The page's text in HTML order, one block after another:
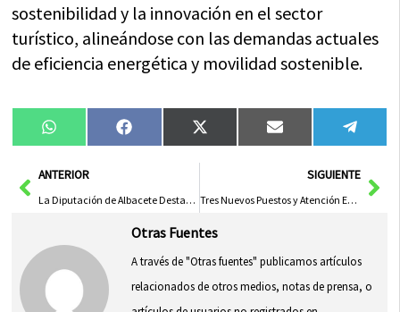
sostenibilidad y la innovación en el sector
turístico, alineándose con las demandas actuales
de eficiencia energética y movilidad sostenible.
Compartir
en
WhatsAppCompartir
en
FacebookCompartir
en
X
(Twitter)
Compartir
en
Email
en
AntANTERIOR
La Diputación de Albacete Destaca Sus Fiestas Emblemáticas como Tradiciones Universales y Pilares del Turismo Provincial en Fitur
SIGUIENTE
Tres Nuevos Puestos y Atención Especializada Revolucionan el Servicio
Otras Fuentes
A través de "Otras fuentes" publicamos artículos
relacionados de otros medios, notas de prensa, o